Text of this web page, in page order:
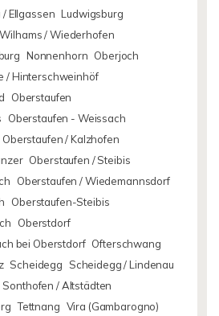
Ellgassen Ludwigsburg
/ Wiederhofen
Nonnenhorn Oberjoch
/ Hinterschweinhöf
Oberstaufen
Oberstaufen - Weissach
Oberstaufen / Kalzhofen
Oberstaufen / Steibis
Oberstaufen / Wiedemannsdorf
Oberstaufen-Steibis
Oberstdorf
bei Oberstdorf Ofterschwang
Scheidegg
Scheidegg / Lindenau
Sonthofen / Altstädten
Tettnang Vira (Gambarogno)